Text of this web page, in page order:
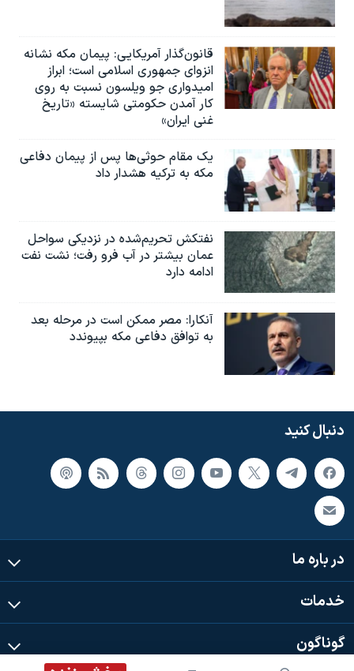
قانون‌گذار آمریکایی: پیمان مکه نشانه
انزوای جمهوری اسلامی است؛ ابراز
امیدواری جو ویلسون نسبت به روی
کار آمدن حکومتی شایسته «تاریخ
غنی ایران»
یک مقام حوثی‌ها پس از پیمان دفاعی
مکه به ترکیه هشدار داد
نفتکش تحریم‌شده در نزدیکی سواحل
عمان بیشتر در آب فرو رفت؛ نشت نفت
ادامه دارد
آنکارا: مصر ممکن است در مرحله بعد
به توافق دفاعی مکه بپیوندد
دنبال کنید
در باره ما
خدمات
گوناگون